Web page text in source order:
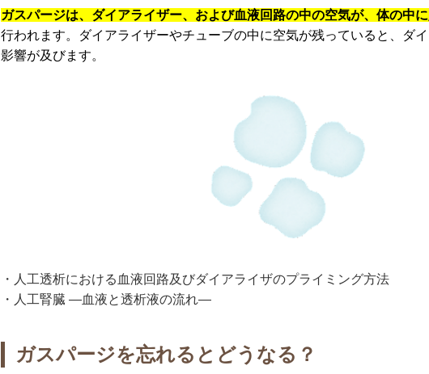
ガスパージは、ダイアライザー、および血液回路の中の空気が、体の中
行われます。ダイアライザーやチューブの中に空気が残っていると、ダ
影響が及びます。
・人工透析における血液回路及びダイアライザのプライミング方法
・人工腎臓 ―血液と透析液の流れ―
ガスパージを忘れるとどうなる？